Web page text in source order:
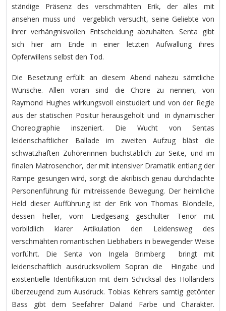
ständige Präsenz des verschmähten Erik, der alles mit
ansehen muss und vergeblich versucht, seine Geliebte von
ihrer verhängnisvollen Entscheidung abzuhalten. Senta gibt
sich hier am Ende in einer letzten Aufwallung ihres
Opferwillens selbst den Tod.
Die Besetzung erfüllt an diesem Abend nahezu sämtliche
Wünsche. Allen voran sind die Chöre zu nennen, von
Raymond Hughes wirkungsvoll einstudiert und von der Regie
aus der statischen Positur herausgeholt und in dynamischer
Choreographie inszeniert. Die Wucht von Sentas
leidenschaftlicher Ballade im zweiten Aufzug bläst die
schwatzhaften Zuhörerinnen buchstäblich zur Seite, und im
finalen Matrosenchor, der mit intensiver Dramatik entlang der
Rampe gesungen wird, sorgt die akribisch genau durchdachte
Personenführung für mitreissende Bewegung. Der heimliche
Held dieser Aufführung ist der Erik von Thomas Blondelle,
dessen heller, vom Liedgesang geschulter Tenor mit
vorbildlich klarer Artikulation den Leidensweg des
verschmähten romantischen Liebhabers in bewegender Weise
vorführt. Die Senta von Ingela Brimberg bringt mit
leidenschaftlich ausdrucksvollem Sopran die Hingabe und
existentielle Identifikation mit dem Schicksal des Holländers
überzeugend zum Ausdruck. Tobias Kehrers samtig getönter
Bass gibt dem Seefahrer Daland Farbe und Charakter.